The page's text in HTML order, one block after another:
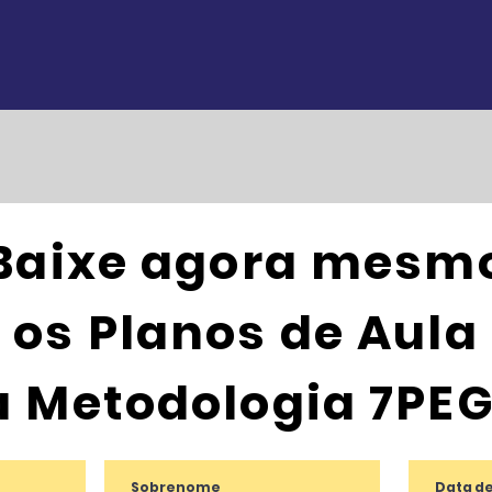
agora
os Planos de Aula
Metodologia